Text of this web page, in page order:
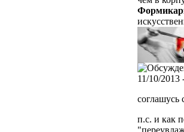
11/10/2013
соглашусь
п.с. и как